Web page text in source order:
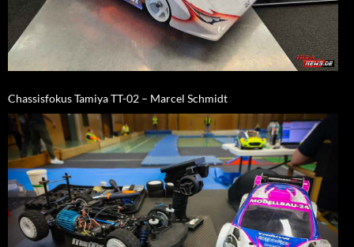
Chassisfokus Tamiya TT-02 – Marcel Schmidt